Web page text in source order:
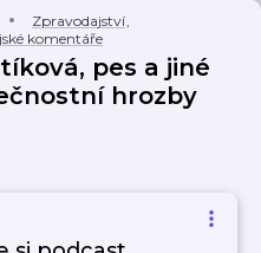
Zpravodajství,
komentáře
pes a jiné
hrozby